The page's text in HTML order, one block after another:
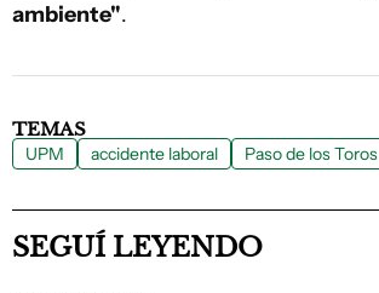
ambiente".
TEMAS
UPM accidente laboral Paso de los Toros
SEGUÍ LEYENDO